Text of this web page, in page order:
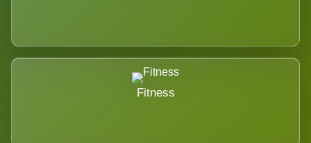
Fitness